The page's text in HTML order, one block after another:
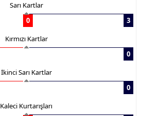
Sarı Kartlar
0
3
Kırmızı Kartlar
0
İkinci Sarı Kartlar
0
Kaleci Kurtarışları